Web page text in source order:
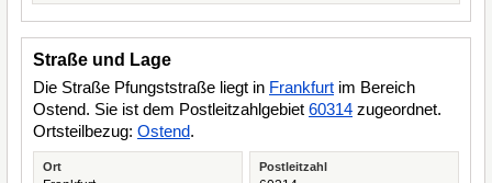
Straße und Lage
Die Straße Pfungststraße liegt in Frankfurt im Bereich
Ostend. Sie ist dem Postleitzahlgebiet 60314 zugeordnet.
Ortsteilbezug: Ostend.
Ort Postleitzahl